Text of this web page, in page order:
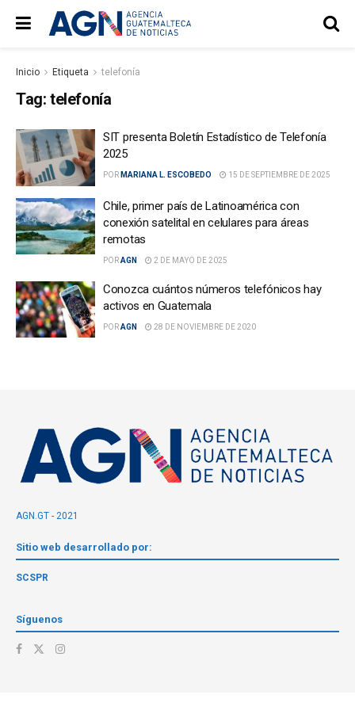
Inicio Etiqueta telefonía
Tag: telefonía
SIT presenta Boletín Estadístico de Telefonía
2025
POR MARIANA L. ESCOBEDO 15 DE SEPTIEMBRE DE 2025
Chile, primer país de Latinoamérica con
conexión satelital en celulares para áreas
remotas
PORAGN 2 DE MAYO DE 2025
Conozca cuántos números telefónicos hay
activos en Guatemala
PORAGN 28 DE NOVIEMBRE DE 2020
AGN.GT - 2021
Sitio web desarrollado por:
SCSPR
Síguenos